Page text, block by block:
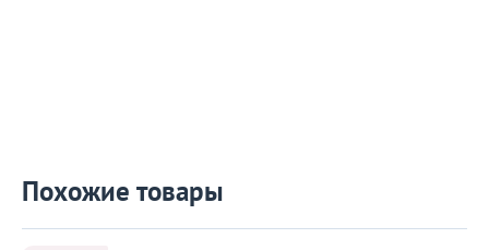
Похожие товары